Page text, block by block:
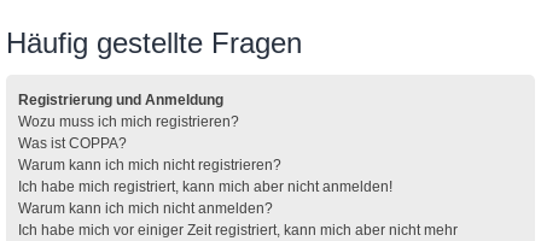
Häufig gestellte Fragen
Registrierung und Anmeldung
Wozu muss ich mich registrieren?
Was ist COPPA?
Warum kann ich mich nicht registrieren?
Ich habe mich registriert, kann mich aber nicht anmelden!
Warum kann ich mich nicht anmelden?
Ich habe mich vor einiger Zeit registriert, kann mich aber nicht mehr